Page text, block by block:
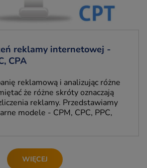
reklamy internetowej -
CPA
reklamową i analizując różne
że różne skróty oznaczają
reklamy. Przedstawiamy
modele - CPM, CPC, PPC,
WIĘCEJ